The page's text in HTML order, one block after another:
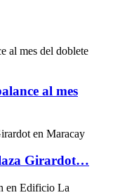
al mes
Girardot…